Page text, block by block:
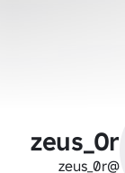
zeus_0r
@zeus_0r